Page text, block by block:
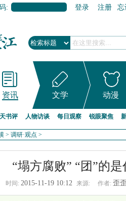
: 登录 注册 忘
资讯 文学 动漫
书评 人物访谈 每日观察 锐眼聚焦
> 调研·观点 >
“塌方腐败” “团”的
时间: 2015-11-19 10:12 来源: 作者: 歪